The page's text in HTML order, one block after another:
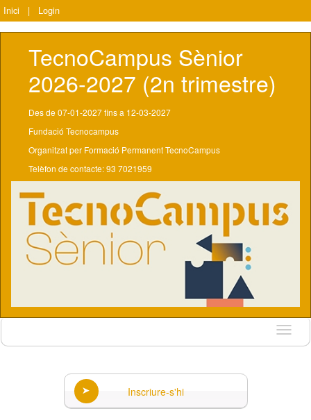
Inici | Login
TecnoCampus Sènior
2026-2027 (2n trimestre)
Des de 07-01-2027 fins a 12-03-2027
Fundació Tecnocampus
Organitzat per Formació Permanent TecnoCampus
Telèfon de contacte: 93 7021959
Idioma
Inscriure-s'hi